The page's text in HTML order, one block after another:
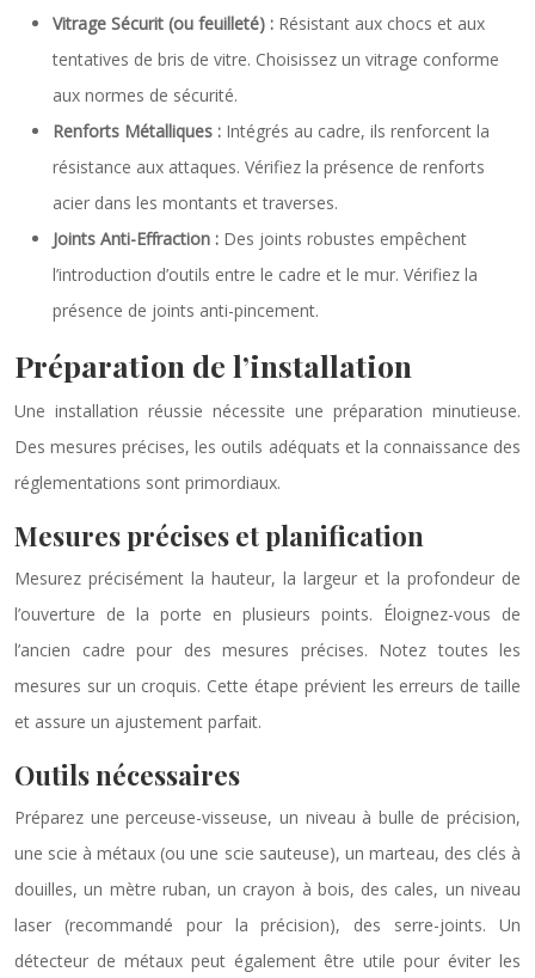
Vitrage Sécurit (ou feuilleté) : Résistant aux chocs et aux
tentatives de bris de vitre. Choisissez un vitrage conforme
aux normes de sécurité.
Renforts Métalliques : Intégrés au cadre, ils renforcent la
résistance aux attaques. Vérifiez la présence de renforts
acier dans les montants et traverses.
Joints Anti-Effraction : Des joints robustes empêchent
l’introduction d’outils entre le cadre et le mur. Vérifiez la
présence de joints anti-pincement.
Préparation de l’installation
Une installation réussie nécessite une préparation minutieuse.
Des mesures précises, les outils adéquats et la connaissance des
réglementations sont primordiaux.
Mesures précises et planification
Mesurez précisément la hauteur, la largeur et la profondeur de
l’ouverture de la porte en plusieurs points. Éloignez-vous de
l’ancien cadre pour des mesures précises. Notez toutes les
mesures sur un croquis. Cette étape prévient les erreurs de taille
et assure un ajustement parfait.
Outils nécessaires
Préparez une perceuse-visseuse, un niveau à bulle de précision,
une scie à métaux (ou une scie sauteuse), un marteau, des clés à
douilles, un mètre ruban, un crayon à bois, des cales, un niveau
laser (recommandé pour la précision), des serre-joints. Un
détecteur de métaux peut également être utile pour éviter les